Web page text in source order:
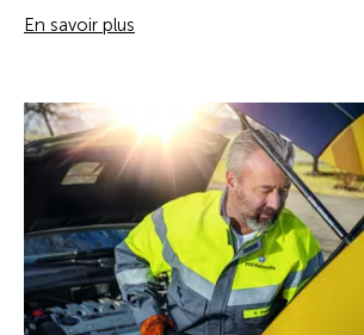
En savoir plus